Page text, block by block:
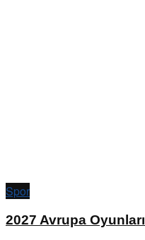
Spor
2027 Avrupa